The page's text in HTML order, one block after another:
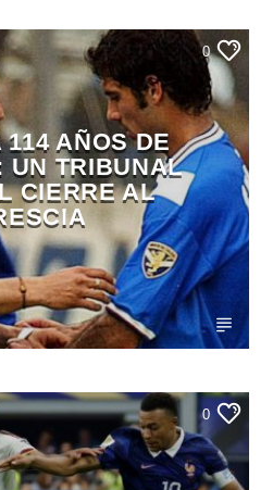
0
114 AÑOS DE
UN TRIBUNAL
CIERRE AL
0